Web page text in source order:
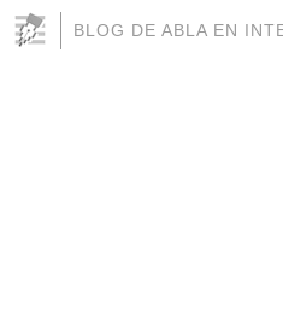
BLOG DE ABLA EN